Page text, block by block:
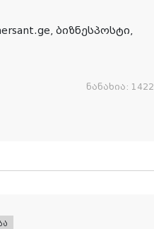
ბიზნესპოსტი,
ნანახია: 1422